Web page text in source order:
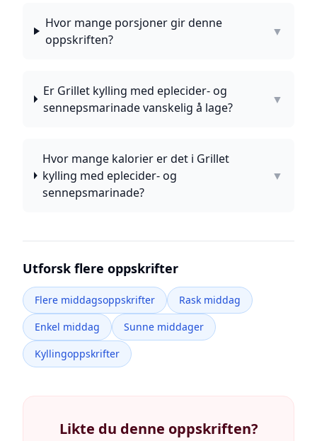
Hvor mange porsjoner gir denne
oppskriften?
▼
Er Grillet kylling med eplecider- og
sennepsmarinade vanskelig å lage?
▼
Hvor mange kalorier er det i Grillet
kylling med eplecider- og
sennepsmarinade?
▼
Utforsk flere oppskrifter
Flere middagsoppskrifter
Rask middag
Enkel middag
Sunne middager
Kyllingoppskrifter
Likte du denne oppskriften?